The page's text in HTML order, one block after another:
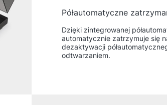
Półautomatyczne
Dzięki zintegrowanej
automatycznie zatrzymuje się
dezaktywacji
odtwarzaniem.